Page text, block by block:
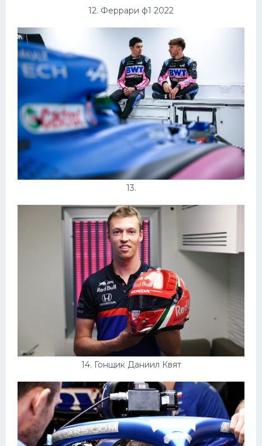
12. Феррари ф1 2022
13.
14. Гонщик Даниил Квят